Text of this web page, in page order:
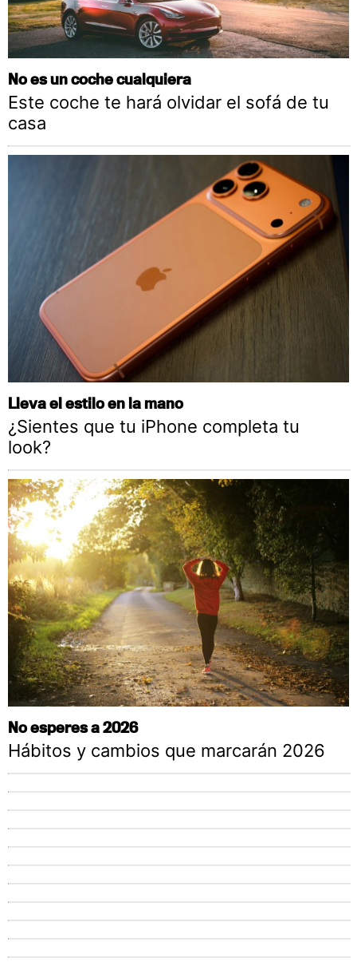
No es un coche cualquiera
Este coche te hará olvidar el sofá de tu
casa
Lleva el estilo en la mano
¿Sientes que tu iPhone completa tu
look?
No esperes a 2026
Hábitos y cambios que marcarán 2026